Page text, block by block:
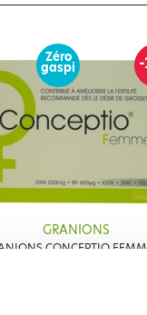
Zéro
gaspi
GRANIONS
CONCEPTIO